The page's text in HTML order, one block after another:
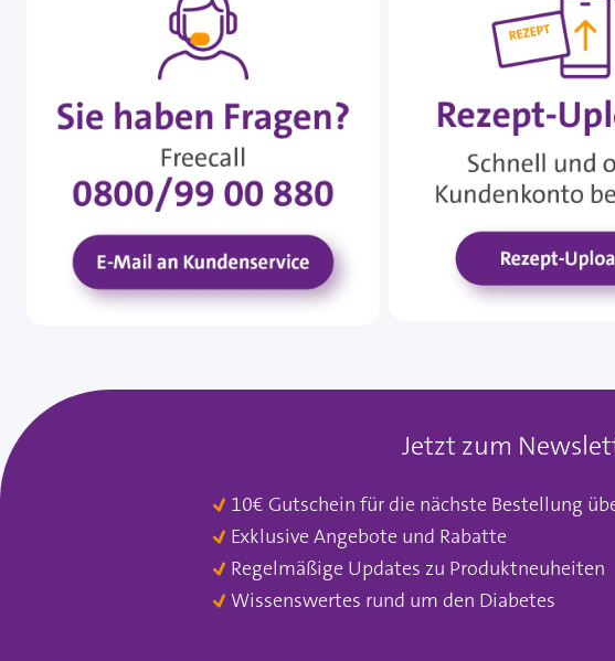
Jetzt zum
10€ Gutschein für die nächste Bestellung
Exklusive Angebote und Rabatte
Regelmäßige Updates zu Produktneuheiten
Wissenswertes rund um den Diabetes